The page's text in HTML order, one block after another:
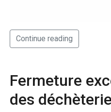
Continue reading
Fermeture
des